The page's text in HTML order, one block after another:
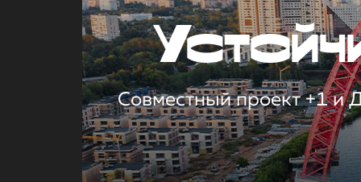
Совместный проект +1 и